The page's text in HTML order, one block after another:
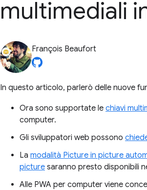
multimediali
François Beaufort
In questo articolo, parlerò delle nuove
Ora sono supportate le chiavi
computer.
Gli sviluppatori web possono
La modalità Picture in picture
picture saranno presto disponibili
Alle PWA per computer viene